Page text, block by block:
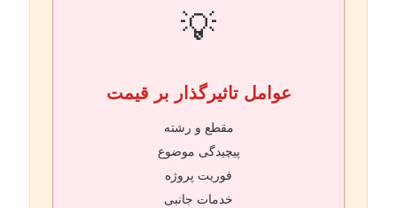
💡
عوامل تاثیرگذار بر قیمت
مق‍طع و رشته
پیچیدگی موضوع
فوریت پروژه
خدمات جانبی